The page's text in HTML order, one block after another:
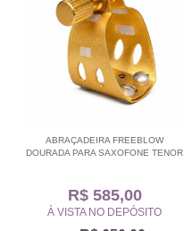
ABRAÇADEIRA FREEBLOW
DOURADA PARA SAXOFONE TENOR
R$ 585,00
À VISTA NO DEPÓSITO